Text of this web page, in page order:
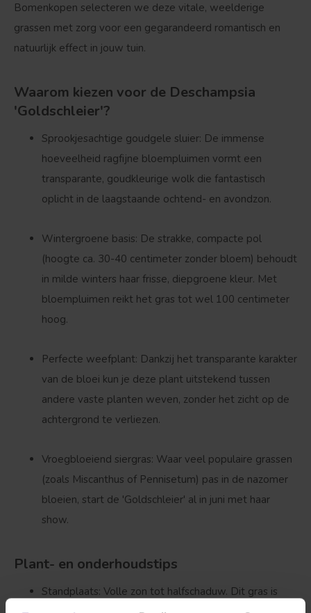
Bomenkopen selecteren we deze vitale, weelderige
grassen met zorg voor een gegarandeerd romantisch en
natuurlijk effect in jouw tuin.
Waarom kiezen voor de Deschampsia
'Goldschleier'?
Sprookjesachtige goudgele sluier: De immense
hoeveelheid ragfijne bloempluimen vormt een
transparante, goudkleurige wolk die fantastisch
oplicht in de laagstaande ochtend- en avondzon.
Wintergroene basis: De strakke, compacte pol
(hoogte ca. 30-40 centimeter zonder bloem) behoudt
in milde winters haar frisse, diepgroene kleur. Met
bloempluimen reikt het gras tot wel 100 centimeter
hoog.
Perfecte weefplant: Dankzij het transparante karakter
van de bloei kun je deze plant uitstekend tussen
andere vaste planten weven, zonder het zicht op de
achtergrond te verliezen.
Vroegbloeiend siergras: Waar veel populaire grassen
(zoals Miscanthus of Pennisetum) pas in de nazomer
bloeien, start de 'Goldschleier' al in juni met haar
show.
Plant- en onderhoudstips
Standplaats: Volle zon tot halfschaduw. Dit gras is